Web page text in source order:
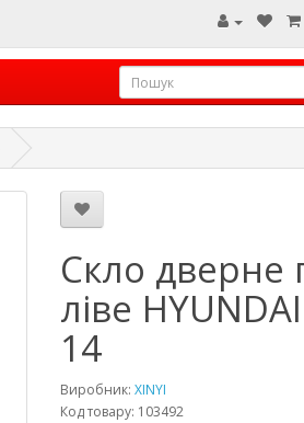
Скло дверне
ліве
14
Виробник: XINYI
Код товару: 103492